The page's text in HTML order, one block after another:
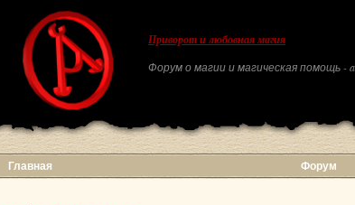
Приворот и любовная магия
Форум о магии и магическая помощь -
Главная Форум